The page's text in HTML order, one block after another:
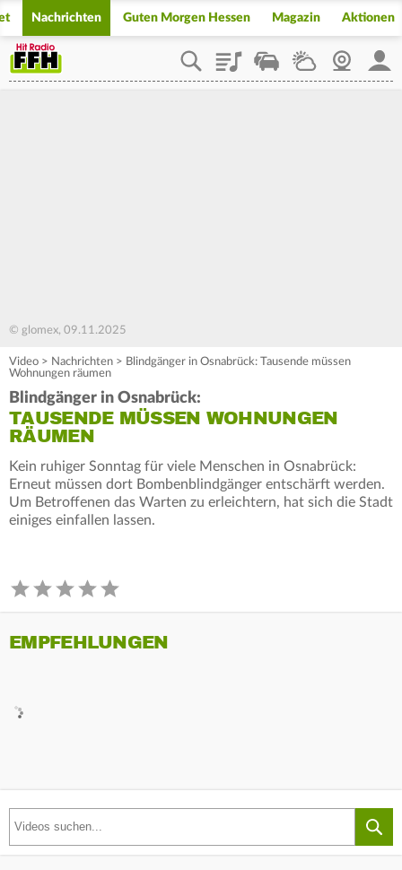
Nachrichten Guten Morgen Hessen Magazin Aktionen
PlaylistStaupilotWetterWebcam
© glomex, 09.11.2025
Video > Nachrichten > Blindgänger in Osnabrück: Tausende müssen
Wohnungen räumen
Blindgänger in Osnabrück:
TAUSENDE MÜSSEN WOHNUNGEN
RÄUMEN
Kein ruhiger Sonntag für viele Menschen in Osnabrück:
Erneut müssen dort Bombenblindgänger entschärft werden.
Um Betroffenen das Warten zu erleichtern, hat sich die Stadt
einiges einfallen lassen.
EMPFEHLUNGEN